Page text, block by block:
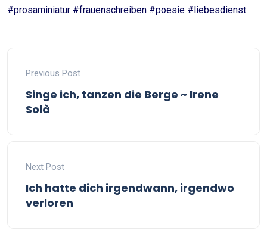
#prosaminiatur #frauenschreiben #poesie #liebesdienst
Previous Post
Singe ich, tanzen die Berge ~ Irene
Solà
Next Post
Ich hatte dich irgendwann, irgendwo
verloren